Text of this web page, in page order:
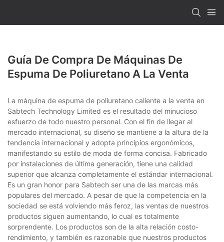
Guía De Compra De Máquinas De
Espuma De Poliuretano A La Venta
La máquina de espuma de poliuretano caliente a la venta en
Sabtech Technology Limited es el resultado del minucioso
esfuerzo de todo nuestro personal. Con el fin de llegar al
mercado internacional, su diseño se mantiene a la altura de la
tendencia internacional y adopta principios ergonómicos,
manifestando su estilo de moda de forma concisa. Fabricado
por instalaciones de última generación, tiene una calidad
superior que alcanza completamente el estándar internacional.
Es un gran honor para Sabtech ser una de las marcas más
populares del mercado. A pesar de que la competencia en la
sociedad se está volviendo más feroz, las ventas de nuestros
productos siguen aumentando, lo cual es totalmente
sorprendente. Los productos son de la alta relación costo-
rendimiento, y también es razonable que nuestros productos